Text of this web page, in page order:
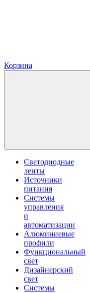
Корзина
Светодиодные
ленты
Источники
питания
Системы
управления
и
автоматизации
Алюминиевые
профили
Функциональный
свет
Дизайнерский
свет
Системы